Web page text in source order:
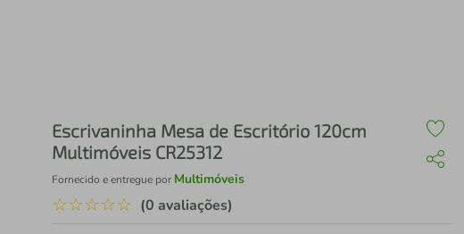
Escrivaninha Mesa de Escritório 120cm
Multimóveis CR25312
Fornecido e entregue por Multimóveis
☆☆☆☆☆ (0 avaliações)